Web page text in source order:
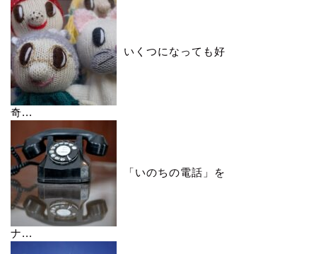
いくつになっても好
奇...
「いのちの電話」を
ナ...